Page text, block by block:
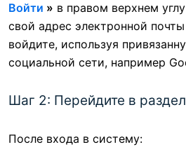
Войти » в правом верхнем
свой адрес электронной
войдите, используя
социальной сети, например
Шаг 2: Перейдите в
После входа в систему: